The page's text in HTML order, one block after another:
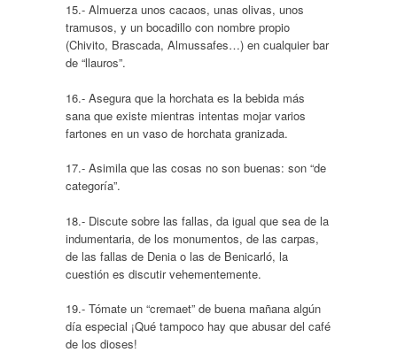
15.- Almuerza unos cacaos, unas olivas, unos
tramusos, y un bocadillo con nombre propio
(Chivito, Brascada, Almussafes…) en cualquier bar
de “llauros”.
16.- Asegura que la horchata es la bebida más
sana que existe mientras intentas mojar varios
fartones en un vaso de horchata granizada.
17.- Asimila que las cosas no son buenas: son “de
categoría”.
18.- Discute sobre las fallas, da igual que sea de la
indumentaria, de los monumentos, de las carpas,
de las fallas de Denia o las de Benicarló, la
cuestión es discutir vehementemente.
19.- Tómate un “cremaet” de buena mañana algún
día especial ¡Qué tampoco hay que abusar del café
de los dioses!